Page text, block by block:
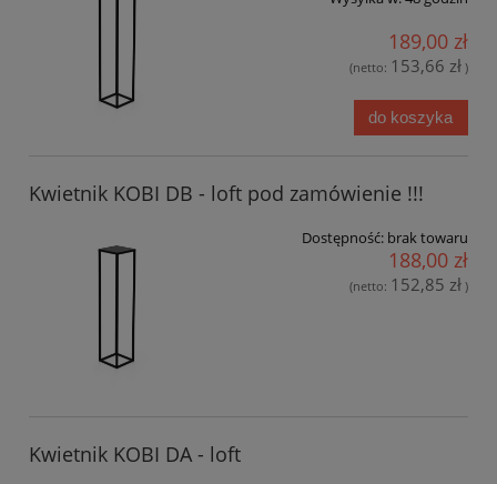
189,00 zł
(netto: 153,66 zł )
do koszyka
Kwietnik KOBI DB - loft pod zamówienie !!!
Dostępność: brak towaru
188,00 zł
(netto: 152,85 zł )
Kwietnik KOBI DA - loft